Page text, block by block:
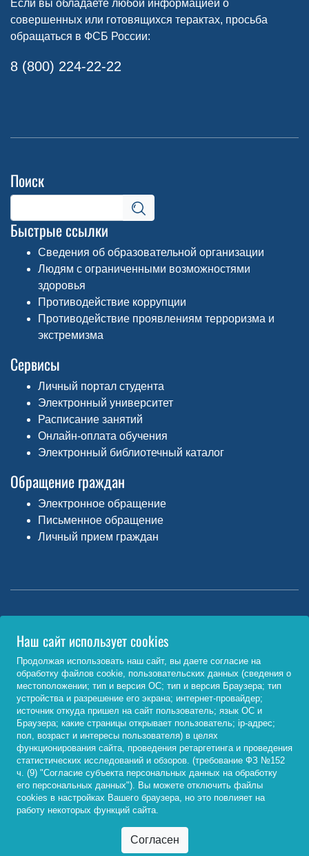
Если вы обладаете любой информацией о
совершенных или готовящихся терактах, просьба
обращаться в ФСБ России:
8 (800) 224-22-22
Поиск
Быстрые ссылки
Сведения об образовательной организации
Людям с ограниченными возможностями
здоровья
Противодействие коррупции
Противодействие проявлениям терроризма и
экстремизма
Сервисы
Личный портал студента
Электронный университет
Расписание занятий
Онлайн-оплата обучения
Электронный библиотечный каталог
Обращение граждан
Электронное обращение
Письменное обращение
Личный прием граждан
Министерство науки и высшего образования РФ
http://www.minobrnauki.gov.ru/
Министерство просвещения РФ
https://edu.gov.ru/
Федеральный портал «Российское образование»
http://www.edu.ru/
© 2026, ФГБОУ ВО «Байкальский государственный
университет»
Наш сайт использует cookies
Продолжая использовать наш сайт, вы даете согласие на
обработку файлов cookie, пользовательских данных (сведения о
местоположении; тип и версия ОС; тип и версия Браузера; тип
устройства и разрешение его экрана; интернет-провайдер;
источник откуда пришел на сайт пользователь; язык ОС и
Браузера; какие страницы открывает пользователь; ip-адрес;
пол, возраст и интересы пользователя) в целях
функционирования сайта, проведения ретаргетинга и проведения
статистических исследований и обзоров. (требование ФЗ №152
ч. (9) "Согласие субъекта персональных данных на обработку
его персональных данных"). Вы можете отключить файлы
cookies в настройках Вашего браузера, но это повлияет на
работу некоторых функций сайта.